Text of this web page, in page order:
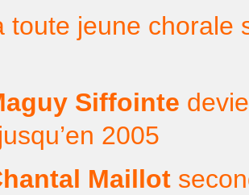
toute jeune chorale
Siffointe
2005
Maillot